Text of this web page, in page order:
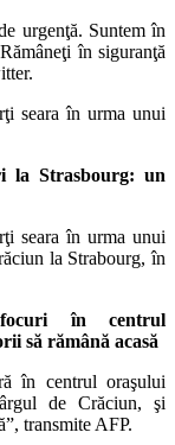
urgenţă. Suntem în
în siguranţă
seara în urma unui
la Strasbourg: un
seara în urma unui
la Strabourg, în
în centrul
să rămână acasă
în centrul oraşului
de Crăciun, şi
transmite AFP.